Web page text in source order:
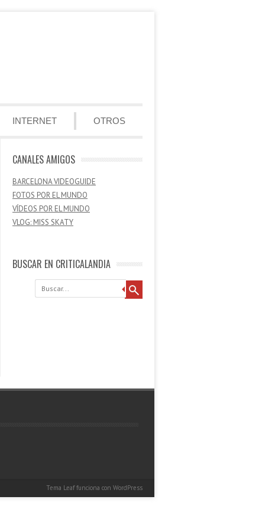
INTERNET OTROS
CANALES AMIGOS
BARCELONA VIDEOGUIDE
FOTOS POR EL MUNDO
VÍDEOS POR EL MUNDO
VLOG: MISS SKATY
BUSCAR EN CRITICALANDIA
Buscar
Tema Leaffunciona con WordPress